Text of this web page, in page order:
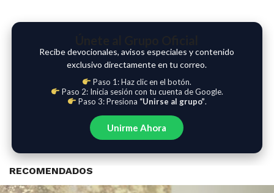
Recibe devocionales, avisos especiales y contenido
exclusivo directamente en tu correo.
Paso 1: Haz clic en el botón.
Paso 2: Inicia sesión con tu cuenta de Google.
Paso 3: Presiona “Unirse al grupo”.
Unirme Ahora
RECOMENDADOS